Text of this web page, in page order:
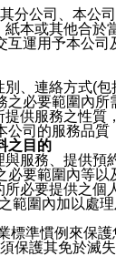
分公司、本公
本或其他合
運用予本公司
、連絡方式(
必要範圍內所
供服務之性
司的服務品
之目的
服務、提供
要範圍內等
必要提供之個
範圍內加以處理
標準慣例來保
保護其免於滅